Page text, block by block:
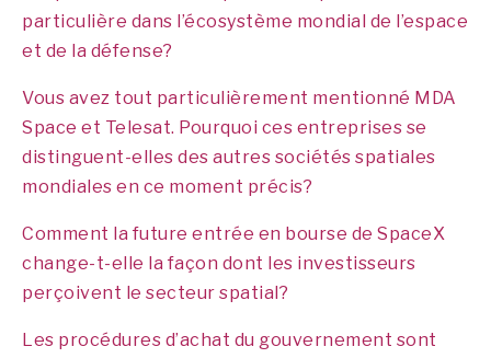
particulière dans l’écosystème mondial de l’espace
et de la défense?
Vous avez tout particulièrement mentionné MDA
Space et Telesat. Pourquoi ces entreprises se
distinguent-elles des autres sociétés spatiales
mondiales en ce moment précis?
Comment la future entrée en bourse de SpaceX
change-t-elle la façon dont les investisseurs
perçoivent le secteur spatial?
Les procédures d’achat du gouvernement sont